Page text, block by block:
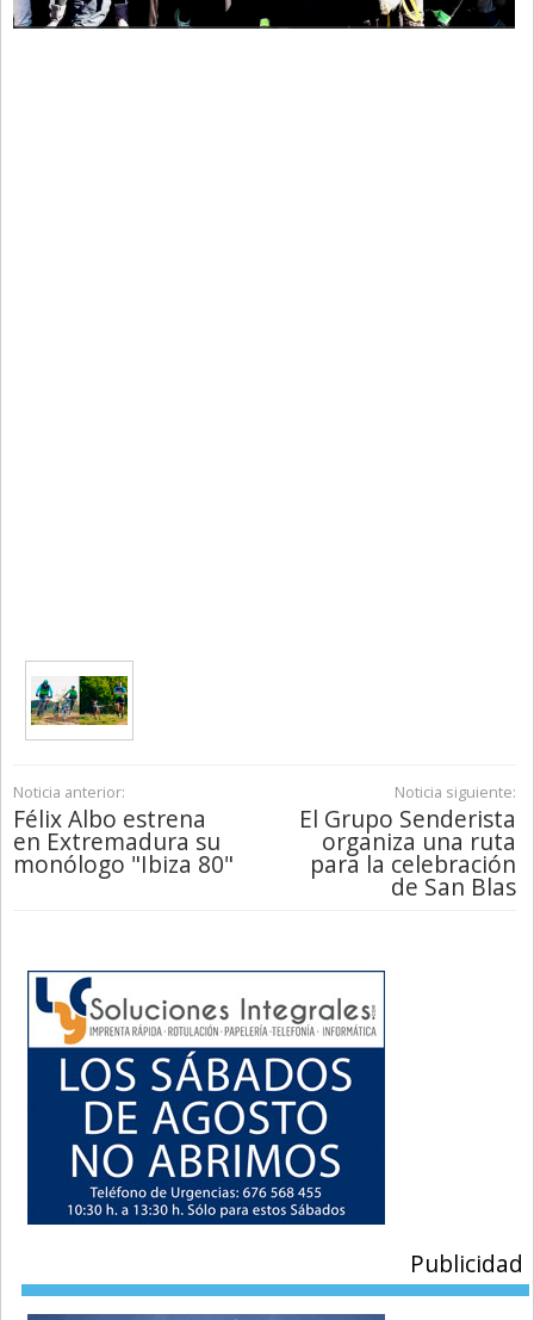
Noticia anterior:
Félix Albo estrena
en Extremadura su
monólogo "Ibiza 80"
Noticia siguiente:
El Grupo Senderista
organiza una ruta
para la celebración
de San Blas
Publicidad